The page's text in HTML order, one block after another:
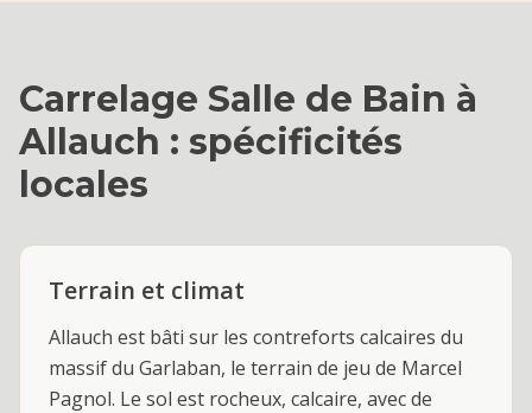
Carrelage Salle de Bain à
Allauch : spécificités
locales
Terrain et climat
Allauch est bâti sur les contreforts calcaires du
massif du Garlaban, le terrain de jeu de Marcel
Pagnol. Le sol est rocheux, calcaire, avec de